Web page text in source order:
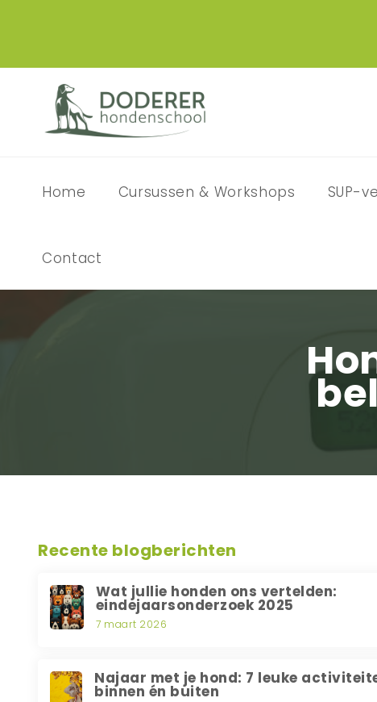
Home Cursussen & Workshops SUP-
Contact
Recente blogberichten
Wat jullie honden ons vertelden:
eindejaarsonderzoek 2025
7 maart 2026
Najaar met je hond: 7 leuke
binnen én buiten